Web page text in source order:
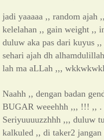
jadi yaaaaa ,, random ajah
kelelahan ,, gain weight ,,
duluw aka pas dari kuyus
sehari ajah dh
lah ma aLLah ,,,
Naahh ,, dengan badan
BUGAR weeehhh ,,, !!! ,, .
Seriyuuuuzzhhh ,,, duluw
kalkuled ,, di taker2